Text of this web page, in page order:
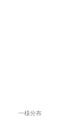
一様分布